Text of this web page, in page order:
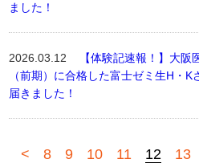
ました！
2026.03.12
【体験記速報！】大
（前期）に合格した富士ゼミ生H・
届きました！
< 8 9 10 11 12 13